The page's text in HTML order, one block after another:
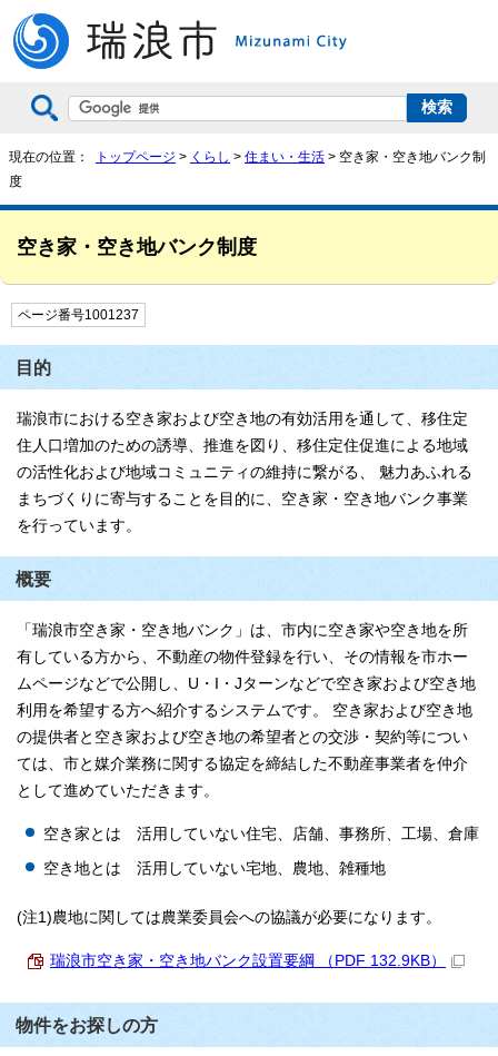
現在の位置： トップページ > くらし > 住まい・生活 > 空き家・空き地バンク制
度
空き家・空き地バンク制度
ページ番号1001237
目的
瑞浪市における空き家および空き地の有効活用を通して、移住定
住人口増加のための誘導、推進を図り、移住定住促進による地域
の活性化および地域コミュニティの維持に繋がる、 魅力あふれる
まちづくりに寄与することを目的に、空き家・空き地バンク事業
を行っています。
概要
「瑞浪市空き家・空き地バンク」は、市内に空き家や空き地を所
有している方から、不動産の物件登録を行い、その情報を市ホー
ムページなどで公開し、U・I・Jターンなどで空き家および空き地
利用を希望する方へ紹介するシステムです。 空き家および空き地
の提供者と空き家および空き地の希望者との交渉・契約等につい
ては、市と媒介業務に関する協定を締結した不動産事業者を仲介
として進めていただきます。
空き家とは 活用していない住宅、店舗、事務所、工場、倉庫
空き地とは 活用していない宅地、農地、雑種地
(注1)農地に関しては農業委員会への協議が必要になります。
瑞浪市空き家・空き地バンク設置要綱 （PDF 132.9KB）
物件をお探しの方